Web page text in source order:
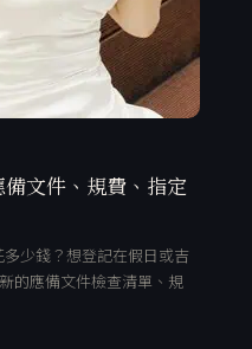
文件、規費、指定
少錢？想登記在假日或吉
的應備文件檢查清單、規